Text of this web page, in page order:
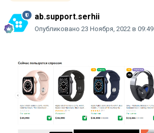
ab.support.serhii
Опубликовано 23 Ноября, 2022 в 09:49